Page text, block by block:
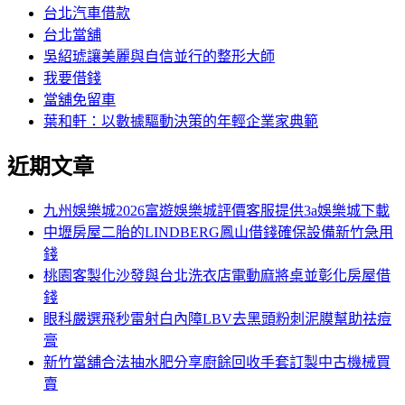
台北汽車借款
台北當舖
吳紹琥讓美麗與自信並行的整形大師
我要借錢
當舖免留車
葉和軒：以數據驅動決策的年輕企業家典範
近期文章
九州娛樂城2026富遊娛樂城評價客服提供3a娛樂城下載
中壢房屋二胎的LINDBERG鳳山借錢確保設備新竹急用
錢
桃園客製化沙發與台北洗衣店電動麻將桌並彰化房屋借
錢
眼科嚴選飛秒雷射白內障LBV去黑頭粉刺泥膜幫助祛痘
膏
新竹當舖合法抽水肥分享廚餘回收手套訂製中古機械買
賣